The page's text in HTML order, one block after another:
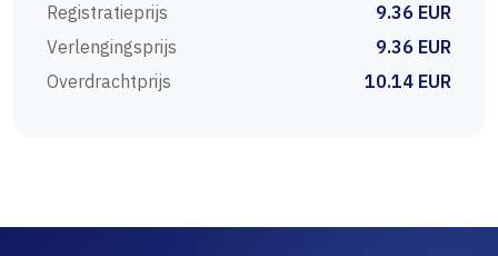
Registratieprijs
9.36 EUR
Verlengingsprijs
9.36 EUR
Overdrachtprijs
10.14 EUR